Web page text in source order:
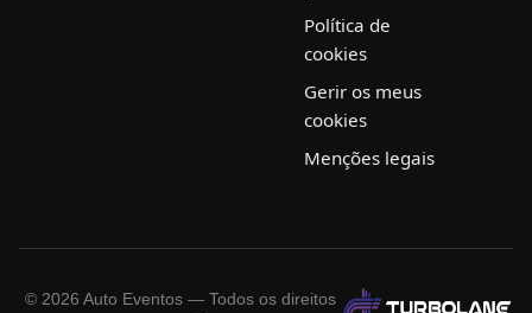
Política de
cookies
Gerir os meus
cookies
Menções legais
© 2026 Auto Eventos — Todos os direitos